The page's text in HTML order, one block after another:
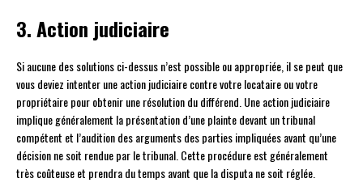
3. Action judiciaire
Si aucune des solutions ci-dessus n’est possible ou appropriée, il se peut que
vous deviez intenter une action judiciaire contre votre locataire ou votre
propriétaire pour obtenir une résolution du différend. Une action judiciaire
implique généralement la présentation d’une plainte devant un tribunal
compétent et l’audition des arguments des parties impliquées avant qu’une
décision ne soit rendue par le tribunal. Cette procédure est généralement
très coûteuse et prendra du temps avant que la disputa ne soit réglée.